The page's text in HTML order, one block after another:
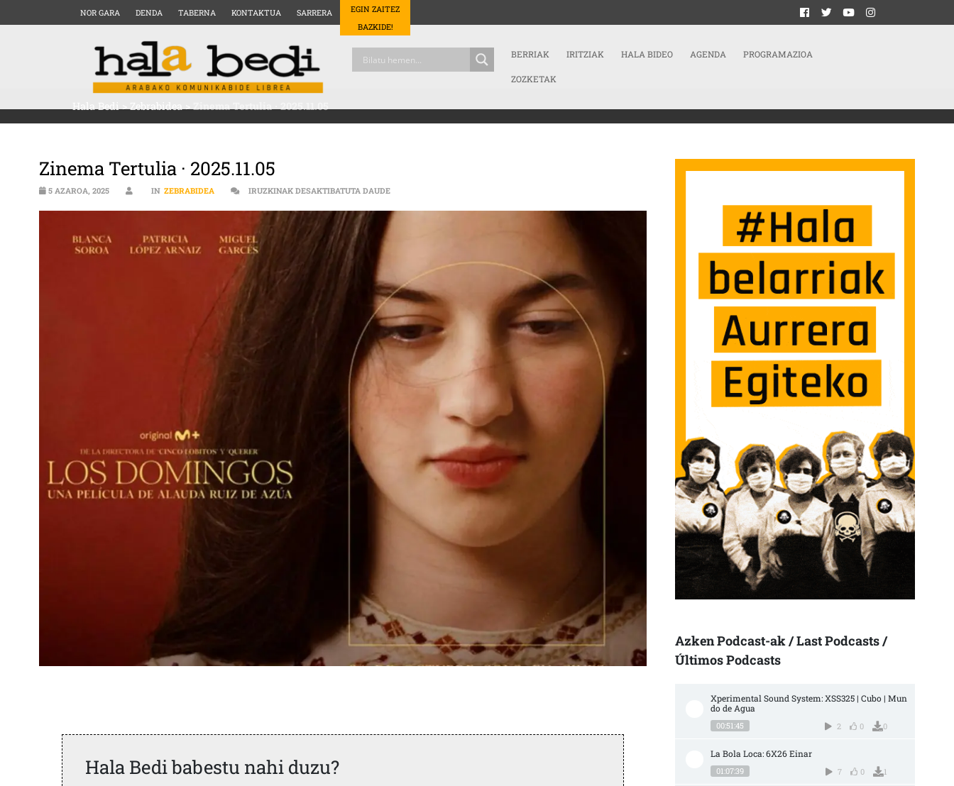
NOR GARA DENDA TABERNA KONTAKTUA SARRERA
EGIN ZAITEZ
BAZKIDE!
BERRIAK IRITZIAK HALA BIDEO AGENDA PROGRAMAZIOA
ZOZKETAK
Hala Bedi>Zebrabidea>Zinema Tertulia · 2025.11.05
Zinema Tertulia · 2025.11.05
5 AZAROA, 2025 IN ZEBRABIDEA IRUZKINAK DESAKTIBATUTA DAUDEZINEMA TERTULIA · 2025.11.05 SARRERAN
Hala Bedi babestu nahi duzu?
Azken Podcast-ak / Last Podcasts /
Últimos Podcasts
Xperimental Sound System: XSS325 | Cubo | Mun
do de Agua
00:51:45 2 0 0
La Bola Loca: 6X26 Einar
01:07:39 7 0 1